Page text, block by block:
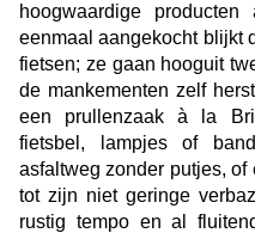
hoogwaardige
eenmaal aangekocht blijkt
fietsen; ze gaan hooguit
de mankementen zelf
een prullenzaak à la
fietsbel, lampjes of
asfaltweg zonder putjes,
tot zijn niet geringe
rustig tempo en al